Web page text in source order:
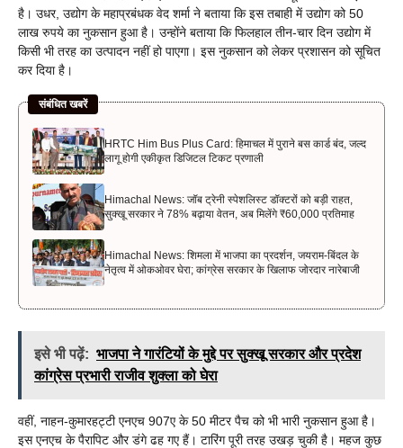
है। उधर, उद्योग के महाप्रबंधक वेद शर्मा ने बताया कि इस तबाही में उद्योग को 50
लाख रुपये का नुकसान हुआ है। उन्होंने बताया कि फिलहाल तीन-चार दिन उद्योग में
किसी भी तरह का उत्पादन नहीं हो पाएगा। इस नुकसान को लेकर प्रशासन को सूचित
कर दिया है।
संबंधित खबरें
HRTC Him Bus Plus Card: हिमाचल में पुराने बस कार्ड बंद, जल्द
लागू होगी एकीकृत डिजिटल टिकट प्रणाली
Himachal News: जॉब ट्रेनी स्पेशलिस्ट डॉक्टरों को बड़ी राहत,
सुक्खू सरकार ने 78% बढ़ाया वेतन, अब मिलेंगे ₹60,000 प्रतिमाह
Himachal News: शिमला में भाजपा का प्रदर्शन, जयराम-बिंदल के
नेतृत्व में ओकओवर घेरा; कांग्रेस सरकार के खिलाफ जोरदार नारेबाजी
इसे भी पढ़ें: भाजपा ने गारंटियों के मुद्दे पर सुक्खू सरकार और प्रदेश
कांग्रेस प्रभारी राजीव शुक्ला को घेरा
वहीं, नाहन-कुमारहट्टी एनएच 907ए के 50 मीटर पैच को भी भारी नुकसान हुआ है।
इस एनएच के पैरापिट और डंगे ढह गए हैं। टारिंग पूरी तरह उखड़ चुकी है। महज कुछ